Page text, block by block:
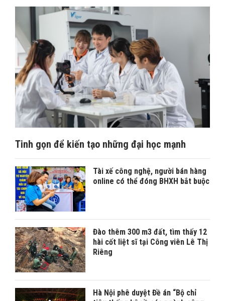
Tinh gọn để kiến tạo những đại học mạnh
Tài xế công nghệ, người bán hàng
online có thể đóng BHXH bắt buộc
Đào thêm 300 m3 đất, tìm thấy 12
hài cốt liệt sĩ tại Công viên Lê Thị
Riêng
Hà Nội phê duyệt Đề án “Bộ chỉ